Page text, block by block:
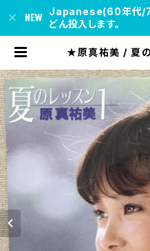
Japanese(60年代/
どん投入します。
★原真祐美 / 夏